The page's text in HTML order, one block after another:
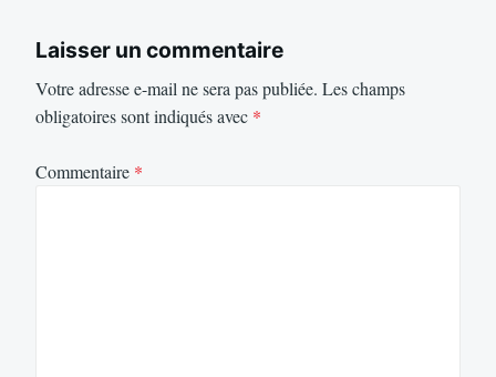
Laisser un commentaire
Votre adresse e-mail ne sera pas publiée. Les champs
obligatoires sont indiqués avec *
Commentaire *